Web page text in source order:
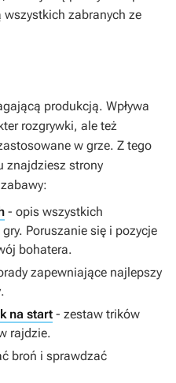
zabranych ze
produkcją. Wpływa
rozgrywki, ale też
w grze. Z tego
znajdziesz strony
- opis wszystkich
Poruszanie się i pozycje
bohatera.
zapewniające najlepszy
.
na start - zestaw trików
rajdzie.
broń i sprawdzać